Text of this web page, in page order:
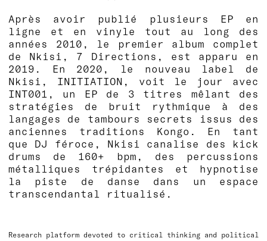
Après avoir publié plusieurs EP en
ligne et en vinyle tout au long des
années 2010, le premier album complet
de Nkisi, 7 Directions, est apparu en
2019. En 2020, le nouveau label de
Nkisi, INITIATION, voit le jour avec
INT001, un EP de 3 titres mêlant des
stratégies de bruit rythmique à des
langages de tambours secrets issus des
anciennes traditions Kongo. En tant
que DJ féroce, Nkisi canalise des kick
drums de 160+ bpm, des percussions
métalliques trépidantes et hypnotise
la piste de danse dans un espace
transcendantal ritualisé.
Research platform devoted to critical thinking and political